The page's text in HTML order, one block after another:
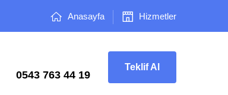
Anasayfa Hizmetler
0543 763 44 19
Teklif Al